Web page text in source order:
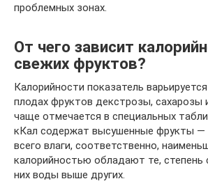
проблемных зонах.
От чего зависит
свежих фруктов?
Калорийности показатель
плодах фруктов декстрозы, сахарозы
чаще отмечается в специальных
кКал содержат высушенные фрукты —
всего влаги, соответственно,
калорийностью обладают те, степень
них воды выше других.